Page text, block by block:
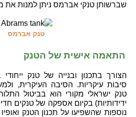
שברשותן טנקי אברמס ניתן למנות את
טנק אברמס
התאמה אישית של הטנק
הצורך בתכנון ובנייה של טנק
סיבות עיקריות. הסיבה העיקרית,
טנק ישראלי מקורי הוא בביטול
ידידותיות) בקיום אספקה של טנקים
נוספות שהשפיעו על תכנון הטנק